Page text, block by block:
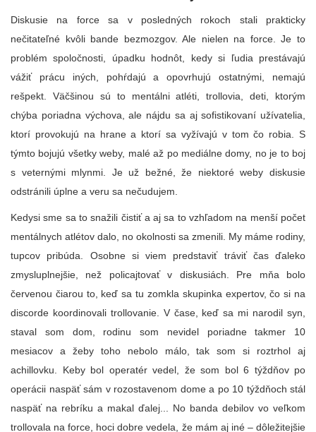
Diskusie na force sa v posledných rokoch stali prakticky
nečitateľné kvôli bande bezmozgov. Ale nielen na force. Je to
problém spoločnosti, úpadku hodnôt, kedy si ľudia prestávajú
vážiť prácu iných, pohŕdajú a opovrhujú ostatnými, nemajú
rešpekt. Väčšinou sú to mentálni atléti, trollovia, deti, ktorým
chýba poriadna výchova, ale nájdu sa aj sofistikovaní užívatelia,
ktorí provokujú na hrane a ktorí sa vyžívajú v tom čo robia. S
týmto bojujú všetky weby, malé až po mediálne domy, no je to boj
s veternými mlynmi. Je už bežné, že niektoré weby diskusie
odstránili úplne a veru sa nečudujem.
Kedysi sme sa to snažili čistiť a aj sa to vzhľadom na menší počet
mentálnych atlétov dalo, no okolnosti sa zmenili. My máme rodiny,
tupcov pribúda. Osobne si viem predstaviť tráviť čas ďaleko
zmysluplnejšie, než policajtovať v diskusiách. Pre mňa bolo
červenou čiarou to, keď sa tu zomkla skupinka expertov, čo si na
discorde koordinovali trollovanie. V čase, keď sa mi narodil syn,
staval som dom, rodinu som nevidel poriadne takmer 10
mesiacov a žeby toho nebolo málo, tak som si roztrhol aj
achillovku. Keby bol operatér vedel, že som bol 6 týždňov po
operácii naspäť sám v rozostavenom dome a po 10 týždňoch stál
naspäť na rebríku a makal ďalej... No banda debilov vo veľkom
trollovala na force, hoci dobre vedela, že mám aj iné – dôležitejšie